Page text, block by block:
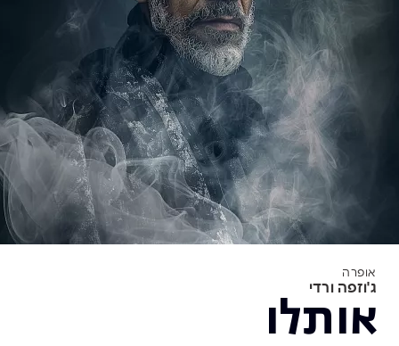
אופרה
ג'וזפה ורדי
אותלו